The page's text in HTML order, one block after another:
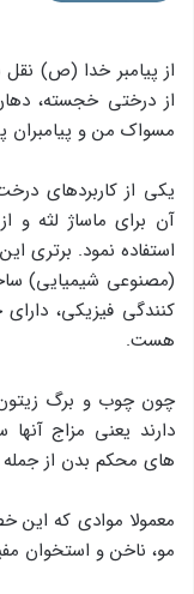
از پیامبر خدا (ص)
از درختی خجسته،
مسواك من و
یكی از كاربردهای
آن برای ماساژ لثه و
استفاده نمود. برتری
(مصنوعی شیمیایی)
کنندگی فیزیکی،
هست.
چون چوب و برگ زیتون
دارند یعنی مزاج
های محکم بدن از
معمولا موادی كه این
مو، ناخن و استخوان